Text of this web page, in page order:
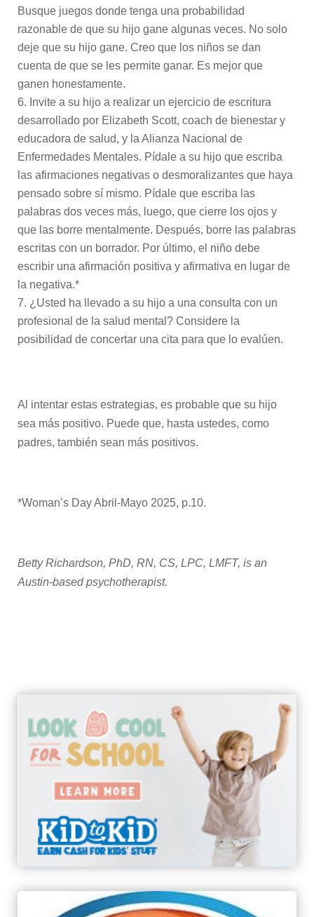
Busque juegos donde tenga una probabilidad
razonable de que su hijo gane algunas veces. No solo
deje que su hijo gane. Creo que los niños se dan
cuenta de que se les permite ganar. Es mejor que
ganen honestamente.
Invite a su hijo a realizar un ejercicio de escritura
desarrollado por Elizabeth Scott, coach de bienestar y
educadora de salud, y la Alianza Nacional de
Enfermedades Mentales. Pídale a su hijo que escriba
las afirmaciones negativas o desmoralizantes que haya
pensado sobre sí mismo. Pídale que escriba las
palabras dos veces más, luego, que cierre los ojos y
que las borre mentalmente. Después, borre las palabras
escritas con un borrador. Por último, el niño debe
escribir una afirmación positiva y afirmativa en lugar de
la negativa.*
¿Usted ha llevado a su hijo a una consulta con un
profesional de la salud mental? Considere la
posibilidad de concertar una cita para que lo evalúen.
Al intentar estas estrategias, es probable que su hijo
sea más positivo. Puede que, hasta ustedes, como
padres, también sean más positivos.
*Woman’s Day Abril-Mayo 2025, p.10.
Betty Richardson, PhD, RN, CS, LPC, LMFT, is an
Austin-based psychotherapist.